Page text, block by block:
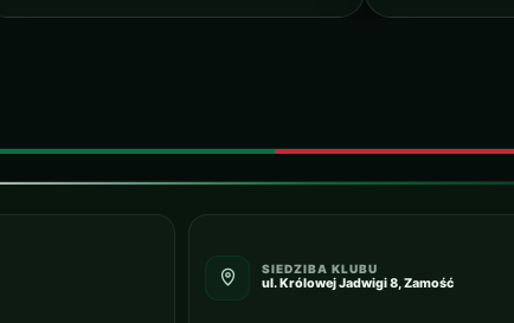
SIEDZIBA KLUBU
ul. Królowej Jadwigi 8, Zamość